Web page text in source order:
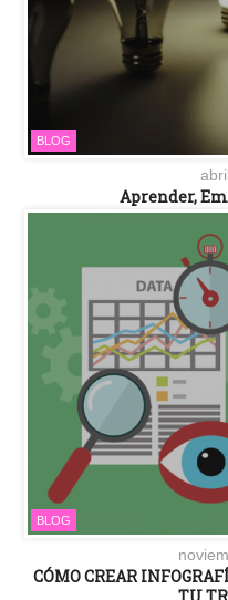
BLOG
Aprender,
BLOG
CÓMO CREAR
TU